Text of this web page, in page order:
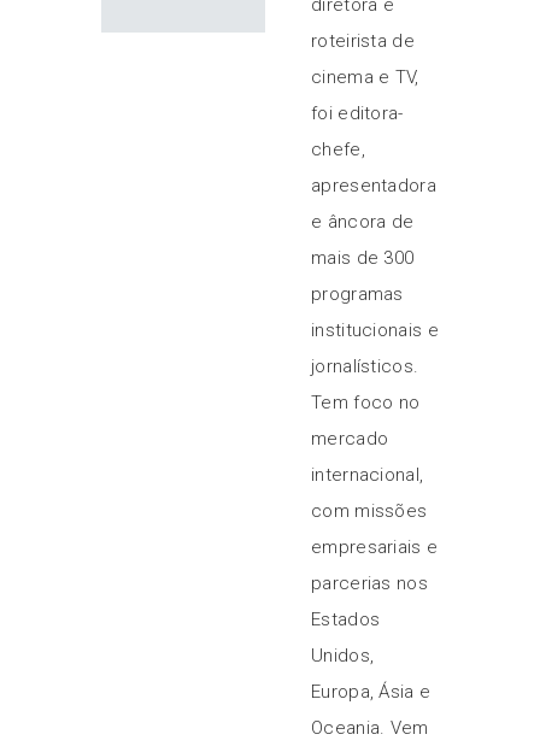
diretora e
roteirista de
cinema e TV,
foi editora-
chefe,
apresentadora
e âncora de
mais de 300
programas
institucionais e
jornalísticos.
Tem foco no
mercado
internacional,
com missões
empresariais e
parcerias nos
Estados
Unidos,
Europa, Ásia e
Oceania. Vem